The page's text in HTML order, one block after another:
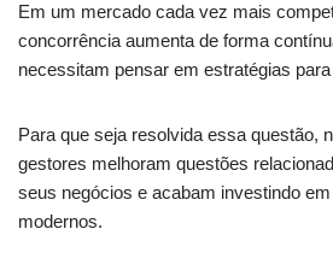
Em um mercado cada vez mais
concorrência aumenta de forma
necessitam pensar em estratégias
Para que seja resolvida essa questão,
gestores melhoram questões
seus negócios e acabam investindo
modernos.